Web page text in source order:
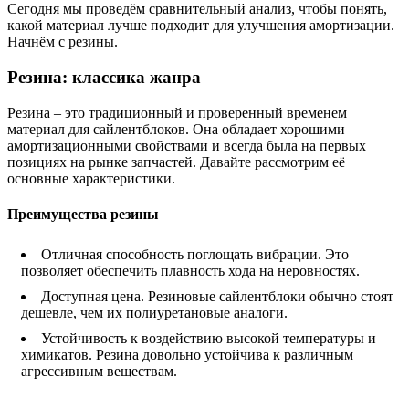
Сегодня мы проведём сравнительный анализ, чтобы понять,
какой материал лучше подходит для улучшения амортизации.
Начнём с резины.
Резина: классика жанра
Резина – это традиционный и проверенный временем
материал для сайлентблоков. Она обладает хорошими
амортизационными свойствами и всегда была на первых
позициях на рынке запчастей. Давайте рассмотрим её
основные характеристики.
Преимущества резины
Отличная способность поглощать вибрации. Это
позволяет обеспечить плавность хода на неровностях.
Доступная цена. Резиновые сайлентблоки обычно стоят
дешевле, чем их полиуретановые аналоги.
Устойчивость к воздействию высокой температуры и
химикатов. Резина довольно устойчива к различным
агрессивным веществам.